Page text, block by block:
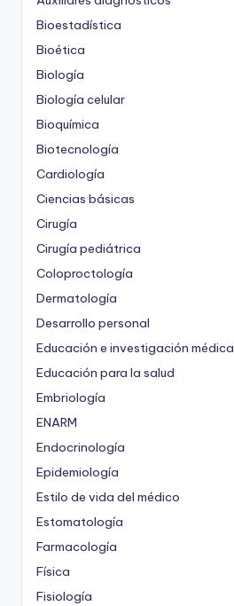
Bioestadística
Bioética
Biología
Biología celular
Bioquímica
Biotecnología
Cardiología
Ciencias básicas
Cirugía
Cirugía pediátrica
Coloproctología
Dermatología
Desarrollo personal
Educación e investigación médica
Educación para la salud
Embriología
ENARM
Endocrinología
Epidemiología
Estilo de vida del médico
Estomatología
Farmacología
Física
Fisiología